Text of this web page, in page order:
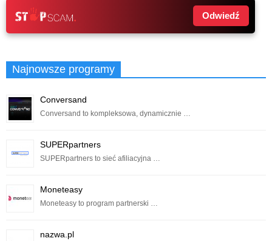
Odwiedź
Najnowsze programy
Conversand
Conversand to kompleksowa, dynamicznie …
SUPERpartners
SUPERpartners to sieć afiliacyjna …
Moneteasy
Moneteasy to program partnerski …
nazwa.pl